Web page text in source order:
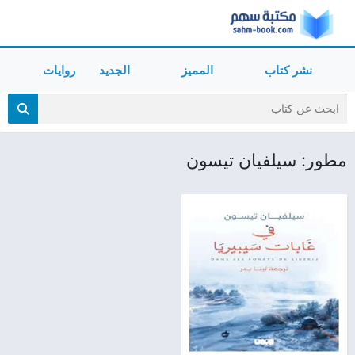
نشر كتاب المميز الجديد روايات
مطور: سيلفيان تيسون